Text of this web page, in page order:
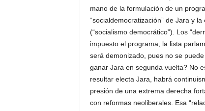
mano de la formulación de un
“socialdemocratización” de Jara y
(“socialismo democrático”). Los
impuesto el programa, la lista
será demonizado, pues no se
ganar Jara en segunda vuelta? No
resultar electa Jara, habrá
presión de una extrema derecha
con reformas neoliberales. Esa